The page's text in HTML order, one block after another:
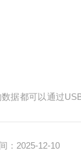
据都可以通过
：2025-12-10